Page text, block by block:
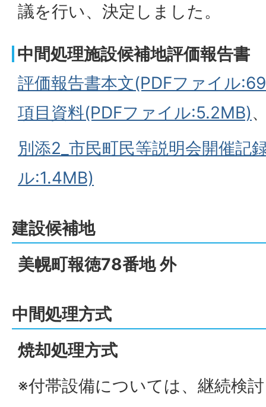
議を行い、決定しました。
中間処理施設候補地評価報告書
評価報告書本文(PDFファイル
項目資料(PDFファイル:5.2MB)
別添2_市民町民等説明会開催記
ル:1.4MB)
建設候補地
美幌町報徳78番地 外
中間処理方式
焼却処理方式
※付帯設備については、継続検討